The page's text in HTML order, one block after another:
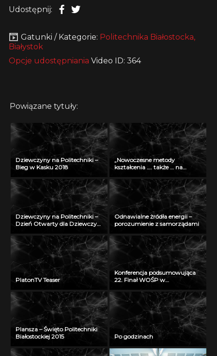
Udostępnij:
Gatunki / Kategorie: Politechnika Białostocka,
Białystok
Opcje udostępniania Video ID: 364
Powiązane tytuły:
Dziewczyny na Politechniki –
Bieg w Kasku 2018
„Nowoczesne metody
kształcenia …. także … na
Radiu Akadera – 11 grudzień
2012
Dziewczyny na Politechniki –
Dzień Otwarty dla Dziewczyn
Odnawialne żródła energii –
porozumienie z samorządami
PlatonTV Teaser
Konferencja podsumowująca
22. Finał WOŚP w
Plansza – Święto Politechniki
Białostockiej 2015
Po godzinach